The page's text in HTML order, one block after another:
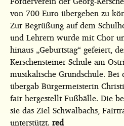
von 700 Euro übergeben zu
Zur Begrüßung auf dem
und Lehrern wurde mit Chor
hinaus „Geburtstag“ gefeiert,
Kerschensteiner-Schule am
musikalische Grundschule. Bei
übergab Bürgermeisterin
fair hergestellt Fußbälle. Die
sie das Ziel Schwalbachs,
unterstützt. red